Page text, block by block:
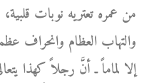
من عمره تعتريه نوبات
والتهاب العظام وانحراف
إلا لماماً ـ أنَّ رجلاً كهذا